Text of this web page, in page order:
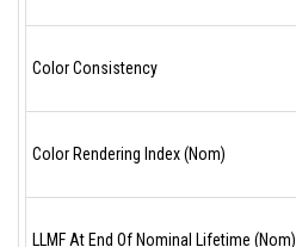
Color Consistency
Color Rendering Index (Nom)
LLMF At End Of Nominal Lifetime (Nom)